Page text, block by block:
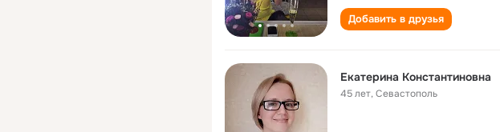
Добавить в друзья
Екатерина Константиновна
45 лет,Севастополь